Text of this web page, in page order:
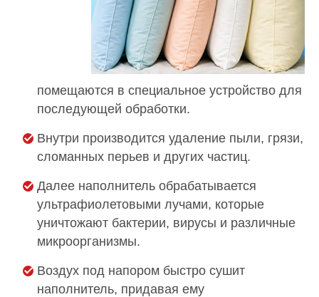
помещаются в специальное устройство для
последующей обработки.
Внутри производится удаление пыли, грязи,
сломанных перьев и других частиц.
Далее наполнитель обрабатывается
ультрафиолетовыми лучами, которые
уничтожают бактерии, вирусы и различные
микроорганизмы.
Воздух под напором быстро сушит
наполнитель, придавая ему